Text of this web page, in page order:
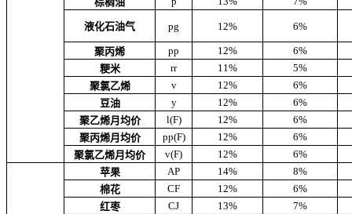
液化石油气 pg 12% 6%
聚丙烯 pp 12%
6%
粳米
rr 11%
5%
聚氯乙烯
v 12%
6%
豆油
y 12%
6%
聚乙烯月均价
l(F) 12%
6%
聚丙烯月均价
pp(F) 12%
6%
聚氯乙烯月均价
v(F) 12% 6%
苹果 AP 14%
8%
棉花
CF 12%
6%
红枣
CJ 13%
7%